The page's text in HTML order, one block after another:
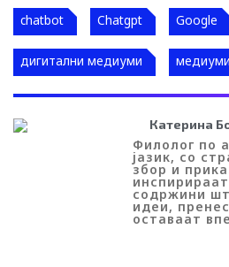
chatbot Chatgpt Google
дигитални медиуми медиуми
Катерина
Филолог по
јазик, со
збор и
содржини
идеи,
оставаат